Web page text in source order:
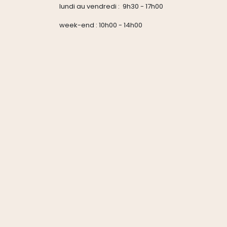
lundi au vendredi : 9h30 - 17h00
week-end : 10h00 - 14h00